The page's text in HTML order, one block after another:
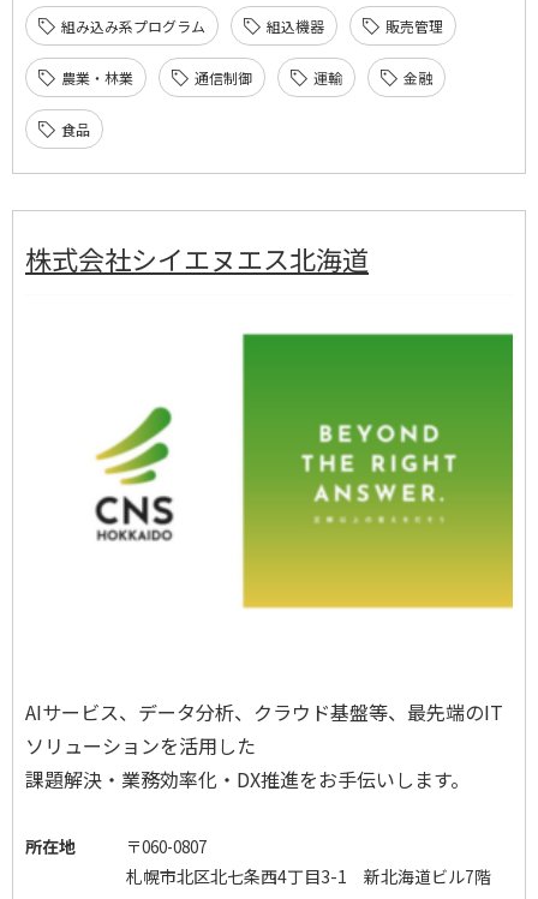
組み込み系プログラム 組込機器 販売管理
農業・林業 通信制御 運輸 金融
食品
株式会社シイエヌエス北海道
AIサービス、データ分析、クラウド基盤等、最先端のIT
ソリューションを活用した
課題解決・業務効率化・ DX推進をお手伝いします。
所在地 〒060-0807
札幌市北区北七条西4丁目3-1 新北海道ビル7階